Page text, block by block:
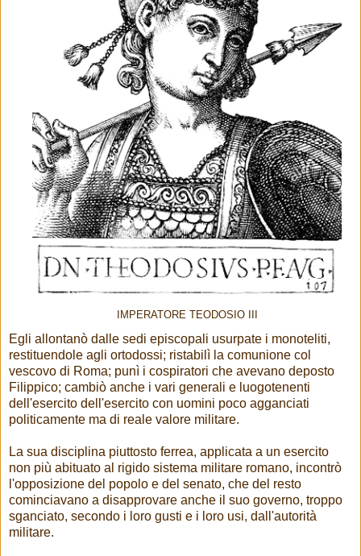
IMPERATORE TEODOSIO III
Egli allontanò dalle sedi episcopali usurpate i monoteliti,
restituendole agli ortodossi; ristabilì la comunione col
vescovo di Roma; punì i cospiratori che avevano deposto
Filippico; cambiò anche i vari generali e luogotenenti
dell'esercito dell'esercito con uomini poco agganciati
politicamente ma di reale valore militare.
La sua disciplina piuttosto ferrea, applicata a un esercito
non più abituato al rigido sistema militare romano, incontrò
l'opposizione del popolo e del senato, che del resto
cominciavano a disapprovare anche il suo governo, troppo
sganciato, secondo i loro gusti e i loro usi, dall'autorità
militare.